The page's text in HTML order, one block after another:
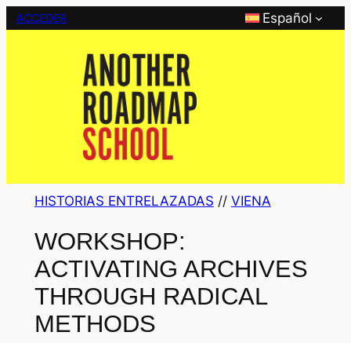
Saltar
ACCEDER Español
HISTORIAS ENTRELAZADAS // VIENA
WORKSHOP:
ACTIVATING ARCHIVES
THROUGH RADICAL
METHODS